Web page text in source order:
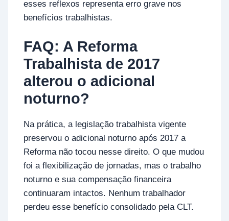
esses reflexos representa erro grave nos
benefícios trabalhistas.
FAQ: A Reforma
Trabalhista de 2017
alterou o adicional
noturno?
Na prática, a legislação trabalhista vigente
preservou o adicional noturno após 2017 a
Reforma não tocou nesse direito. O que mudou
foi a flexibilização de jornadas, mas o trabalho
noturno e sua compensação financeira
continuaram intactos. Nenhum trabalhador
perdeu esse benefício consolidado pela CLT.